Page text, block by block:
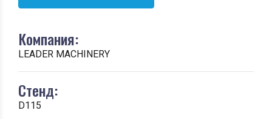
Компания:
LEADER MACHINERY
Стенд:
D115